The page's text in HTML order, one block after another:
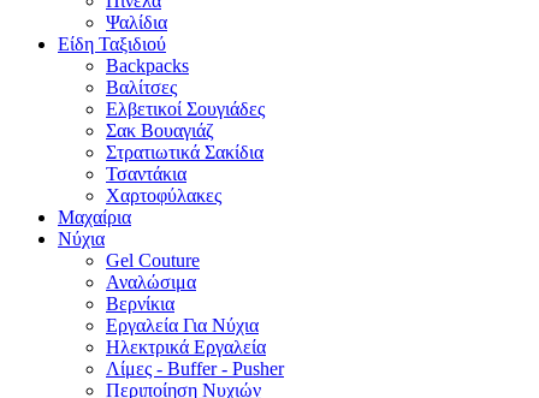
Ψαλίδια
Είδη Ταξιδιού
Backpacks
Βαλίτσες
Ελβετικοί Σουγιάδες
Σακ Βουαγιάζ
Στρατιωτικά Σακίδια
Τσαντάκια
Χαρτοφύλακες
Μαχαίρια
Νύχια
Gel Couture
Αναλώσιμα
Βερνίκια
Εργαλεία Για Νύχια
Ηλεκτρικά Εργαλεία
Λίμες - Buffer - Pusher
Περιποίηση Νυχιών